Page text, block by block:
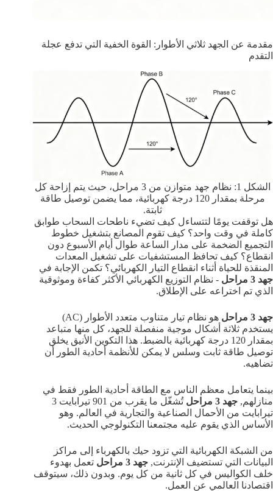
مقدمة عن الجهد ثلاثي الأطوار: القوة الخفية التي تدفع عجلة
التقدم
الشكل 1: نظام جهد متوازن من 3 مراحل، حيث يتم إزاحة كل
مرحلة بمقدار 120 درجة كهربائية، مما يضمن توصيل طاقة
ثابتة.
هل توقفت يومًا لتتساءل كيف تضيء ناطحات السحاب طوابق
كاملة في وقت واحد؟ كيف تقوم المصانع بتشغيل خطوط
التجميع الضخمة على مدار الساعة طوال أيام الأسبوع دون
انقطاع؟ كيف تحافظ المستشفيات على تشغيل المعدات
المنقذة للحياة أثناء انقطاع التيار الكهربائي؟ تكمن الإجابة في
جهد 3 مراحل
- نظام التوزيع الكهربائي الأكثر كفاءة وموثوقية
الذي تم اختراعه على الإطلاق.
جهد 3 مراحل
هو نظام تيار متناوب متعدد الأطوار (AC)
يستخدم ثلاثة أشكال موجية منفصلة للجهد، كل منها متباعد
بمقدار 120 درجة كهربائية بالضبط. هذا التكوين الأنيق يخلق
توصيل طاقة ثابت وسلس لا يمكن للأنظمة أحادية الطور أن
تضاهيه.
بينما يتعامل معظم الناس مع الطاقة أحادية الطور فقط في
منازلهم, جهد 3 مراحل
تُشغّل ما يقرب من 901 تيرابايت 3
تيرابايت من الأحمال الصناعية والتجارية في العالم. وهو
الأساس الذي يقوم عليه مجتمعنا التكنولوجي الحديث.
من الشبكة الكهربائية التي تزود حيك بالكهرباء إلى مراكز
البيانات التي تستضيف الإنترنت, جهد 3 مراحل
تعمل بهدوء
خلف الكواليس في كل ثانية من كل يوم. وبدون ذلك، سيتوقف
اقتصادنا العالمي عن العمل.